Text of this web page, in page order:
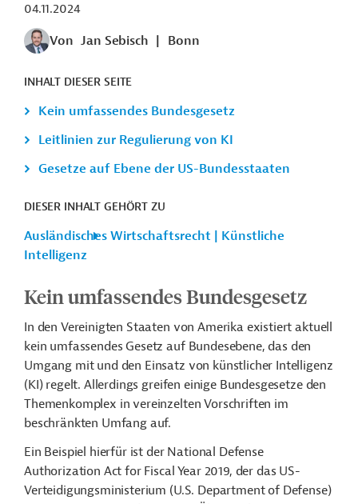
04.11.2024
Von Jan Sebisch Bonn
INHALT DIESER SEITE
Kein umfassendes Bundesgesetz
Leitlinien zur Regulierung von KI
Gesetze auf Ebene der US-Bundesstaaten
DIESER INHALT GEHÖRT ZU
Ausländisches Wirtschaftsrecht | Künstliche
Intelligenz
Kein umfassendes Bundesgesetz
In den Vereinigten Staaten von Amerika existiert aktuell
kein umfassendes Gesetz auf Bundesebene, das den
Umgang mit und den Einsatz von künstlicher Intelligenz
(KI) regelt. Allerdings greifen einige Bundesgesetze den
Themenkomplex in vereinzelten Vorschriften im
beschränkten Umfang auf.
Ein Beispiel hierfür ist der National Defense
Authorization Act for Fiscal Year 2019, der das US-
Verteidigungsministerium (U.S. Department of Defense)